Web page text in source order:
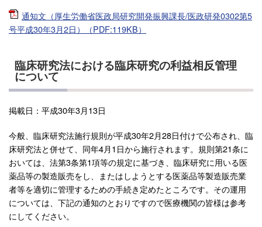
通知文（厚生労働省医政局研究開発振興課長/医政研発0302第5
号平成30年3月2日）（PDF:119KB）
臨床研究法における臨床研究の利益相反管理
について
掲載日：平成30年3月13日
今般、臨床研究法施行規則が平成30年2月28日付けで公布され、臨
床研究法と併せて、同年4月1日から施行されます。規則第21条に
おいては、法第3条第1項等の規定に基づき、臨床研究に用いる医
薬品等の製造販売をし、またはしようとする医薬品等製造販売業
者等を適切に管理するための手続き定めたところです。その運用
については、下記の通知のとおりですので医療機関の皆様は参考
にしてください。